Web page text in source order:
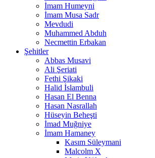
İmam Humeyni
İmam Musa Sadr
Mevdudi
Muhammed Abduh
Necmettin Erbakan
Şehitler
Abbas Musavi
Ali Şeriati
Fethi Şikaki
Halid İslambuli
Hasan El Benna
Hasan Nasrallah
Hüseyin Beheşti
İmad Muğniye
İmam Hamaney
Kasım Süleymani
Malcolm X